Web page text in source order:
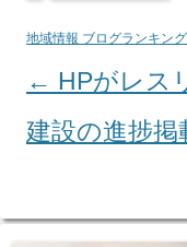
地域情報 ブログランキン
Post
← HPがレス
建設の進捗掲